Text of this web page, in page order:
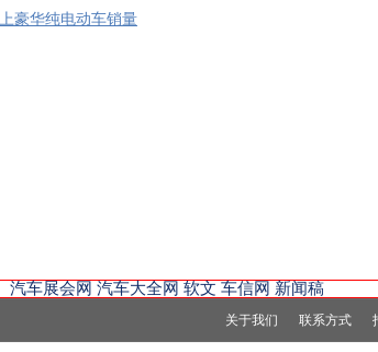
豪华纯电动车销量
汽车展会网 汽车大全网 软文 车信网 新闻稿
关于我们 联系方式